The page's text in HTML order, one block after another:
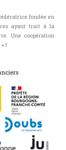
fondée en
ayant trait à la
Une coopération
!